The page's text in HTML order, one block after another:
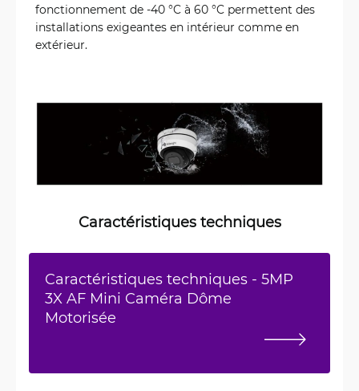
fonctionnement de -40 °C à 60 °C permettent des
installations exigeantes en intérieur comme en
extérieur.
Caractéristiques techniques
Caractéristiques techniques - 5MP
3X AF Mini Caméra Dôme
Motorisée